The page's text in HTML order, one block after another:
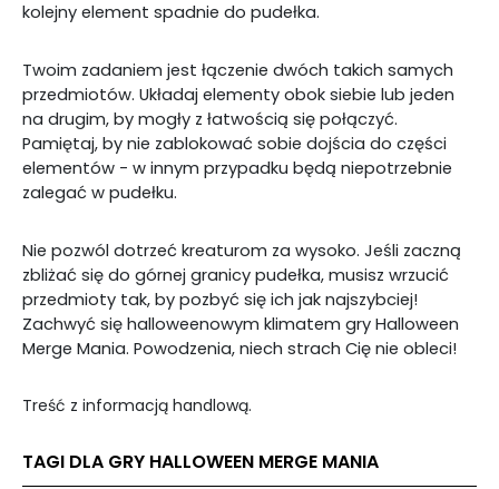
kolejny element spadnie do pudełka.
Twoim zadaniem jest łączenie dwóch takich samych
przedmiotów. Układaj elementy obok siebie lub jeden
na drugim, by mogły z łatwością się połączyć.
Pamiętaj, by nie zablokować sobie dojścia do części
elementów - w innym przypadku będą niepotrzebnie
zalegać w pudełku.
Nie pozwól dotrzeć kreaturom za wysoko. Jeśli zaczną
zbliżać się do górnej granicy pudełka, musisz wrzucić
przedmioty tak, by pozbyć się ich jak najszybciej!
Zachwyć się halloweenowym klimatem gry Halloween
Merge Mania. Powodzenia, niech strach Cię nie obleci!
Treść z informacją handlową.
TAGI DLA GRY HALLOWEEN MERGE MANIA